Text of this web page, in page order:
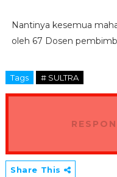
Nantinya kesemua
oleh 67 Dosen
Tags # SULTRA
Share This